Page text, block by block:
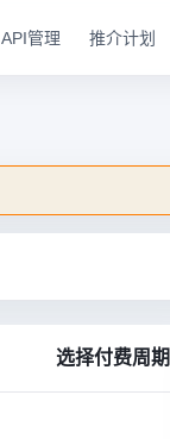
API管理 推介计划
选择付费周期